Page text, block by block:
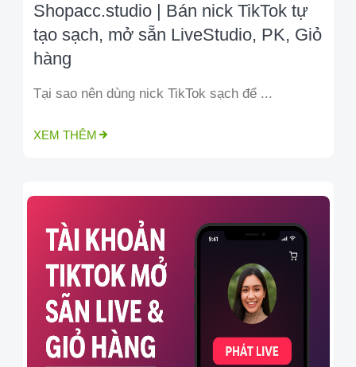
Shopacc.studio | Bán nick TikTok tự
tạo sạch, mở sẵn LiveStudio, PK, Giỏ
hàng
Tại sao nên dùng nick TikTok sạch để ...
XEM THÊM